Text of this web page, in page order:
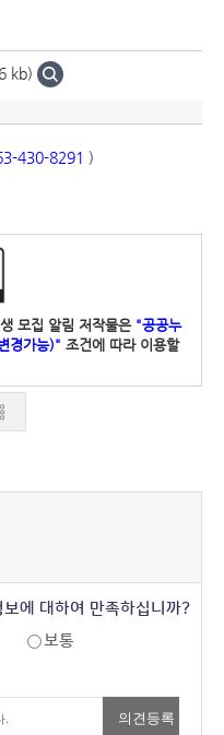
kb)
430-8291 )
모집 알림 저작물은 "공공누
경가능)" 조건에 따라 이용할
에 대하여 만족하십니까?
보통